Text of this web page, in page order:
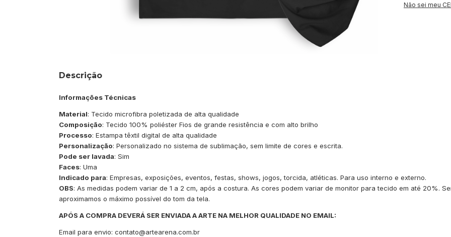
Não sei meu
Descrição
Informações Técnicas
Material: Tecido microfibra poletizada de alta qualidade
Composição: Tecido 100% poliéster Fios de grande resistência e com alto brilho
Processo: Estampa têxtil digital de alta qualidade
Personalização: Personalizado no sistema de sublimação, sem limite de cores e escrita.
Pode ser lavada: Sim
Faces: Uma
Indicado para: Empresas, exposições, eventos, festas, shows, jogos, torcida, atléticas. Para uso interno e externo.
OBS: As medidas podem variar de 1 a 2 cm, após a costura. As cores podem variar de monitor para tecido em até 20%.
aproximamos o máximo possível do tom da tela.
APÓS A COMPRA DEVERÁ SER ENVIADA A ARTE NA MELHOR QUALIDADE NO EMAIL:
Email para envio: contato@artearena.com.br